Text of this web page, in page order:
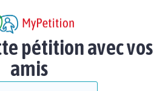
pétition avec vos
amis